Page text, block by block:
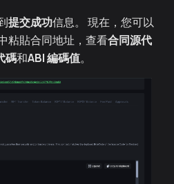
提交成功信息。 現在，您可以
粘貼合同地址，查看合同源代
碼和ABI 編碼值。